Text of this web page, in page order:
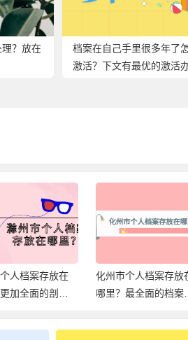
？放在
档案在自己手里很多年了
激活？下文有最优的激活
人档案存放在
全面的档案存
湖南省个人档案存放
哪里？带你轻松了解
难题！